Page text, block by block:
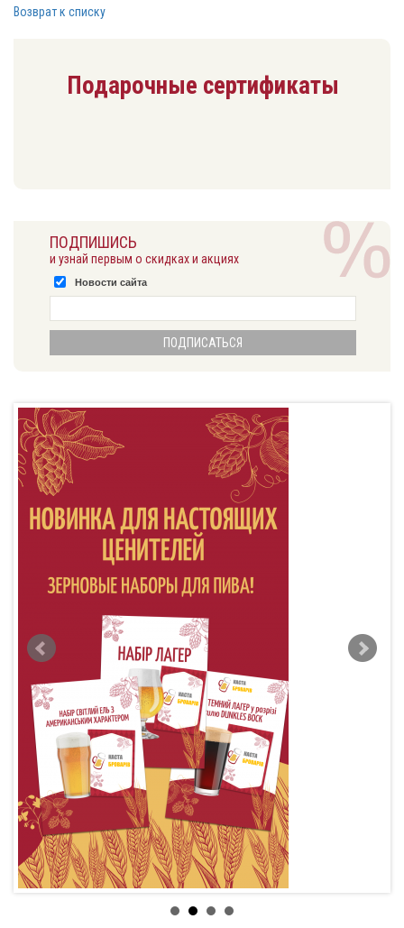
Возврат к списку
Подарочные сертификаты
ПОДПИШИСЬ
и узнай первым о скидках и акциях
Новости сайта